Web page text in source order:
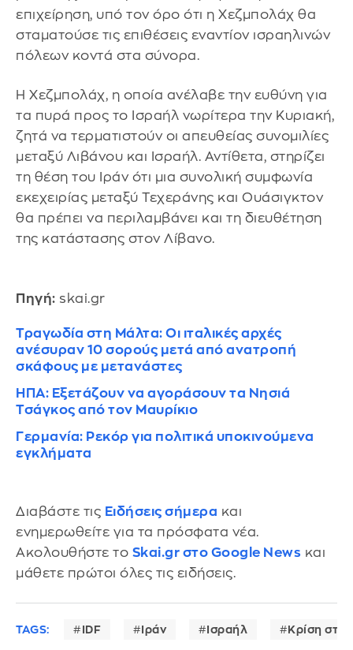
επιχείρηση, υπό τον όρο ότι η Χεζμπολάχ θα
σταματούσε τις επιθέσεις εναντίον ισραηλινών
πόλεων κοντά στα σύνορα.
Η Χεζμπολάχ, η οποία ανέλαβε την ευθύνη για
τα πυρά προς το Ισραήλ νωρίτερα την Κυριακή,
ζητά να τερματιστούν οι απευθείας συνομιλίες
μεταξύ Λιβάνου και Ισραήλ. Αντίθετα, στηρίζει
τη θέση του Ιράν ότι μια συνολική συμφωνία
εκεχειρίας μεταξύ Τεχεράνης και Ουάσιγκτον
θα πρέπει να περιλαμβάνει και τη διευθέτηση
της κατάστασης στον Λίβανο.
Πηγή: skai.gr
Τραγωδία στη Μάλτα: Οι ιταλικές αρχές
ανέσυραν 10 σορούς μετά από ανατροπή
σκάφους με μετανάστες
ΗΠΑ: Εξετάζουν να αγοράσουν τα Νησιά
Τσάγκος από τον Μαυρίκιο
Γερμανία: Ρεκόρ για πολιτικά υποκινούμενα
εγκλήματα
Διαβάστε τις Ειδήσεις σήμερα και
ενημερωθείτε για τα πρόσφατα νέα.
Ακολουθήστε το Skai.gr στο Google News και
μάθετε πρώτοι όλες τις ειδήσεις.
TAGS: IDF Ιράν Ισραήλ Κρίση στη